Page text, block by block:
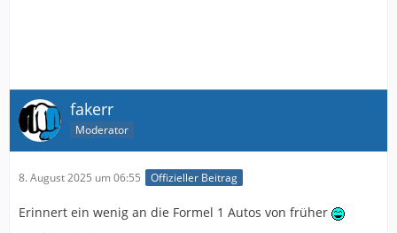
fakerr
Moderator
8. August 2025 um 06:55 Offizieller Beitrag
Erinnert ein wenig an die Formel 1 Autos von früher